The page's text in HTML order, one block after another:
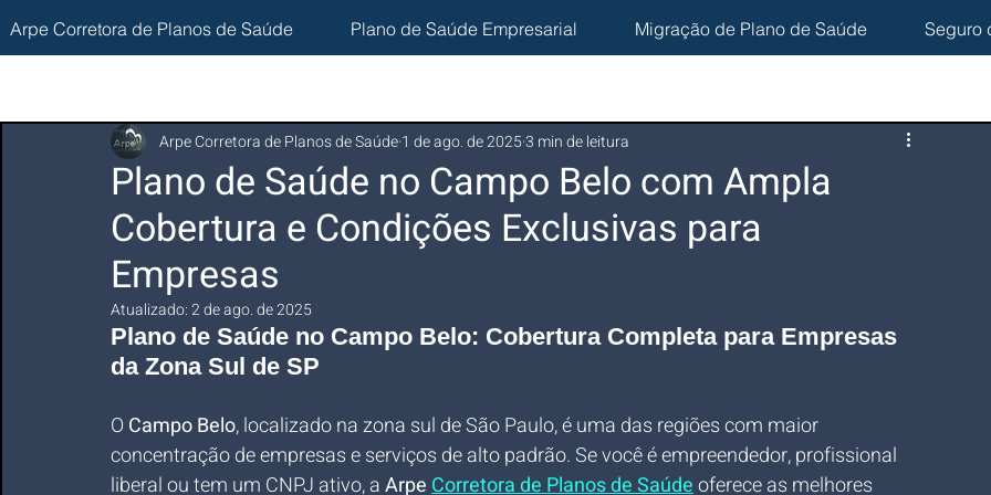
Arpe Corretora de Planos de Saúde Plano de Saúde Empresarial Migração de Plano de Saúde Seguro
Plano de Saúde no Campo Belo com Ampla
Cobertura e Condições Exclusivas para
Empresas
Arpe Corretora de Planos de Saúde1 de ago. de 20253 min de leitura
Atualizado:2 de ago. de 2025
Plano de Saúde no Campo Belo: Cobertura Completa para Empresas
da Zona Sul de SP
O Campo Belo, localizado na zona sul de São Paulo, é uma das regiões com maior
concentração de empresas e serviços de alto padrão. Se você é empreendedor, profissional
liberal ou tem um CNPJ ativo, a Arpe Corretora de Planos de Saúde oferece as melhores